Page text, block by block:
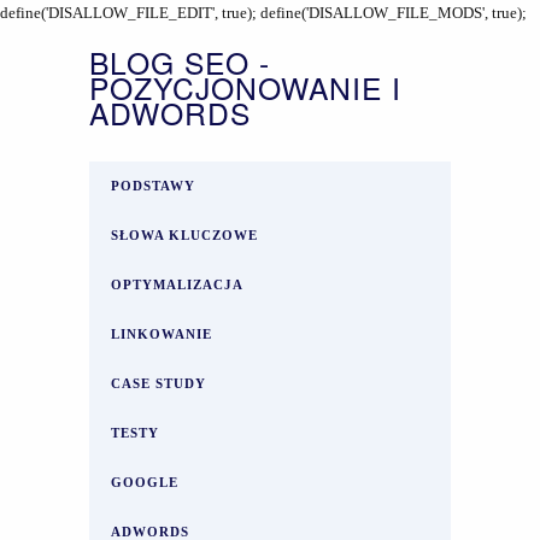
define('DISALLOW_FILE_EDIT', true); define('DISALLOW_FILE_MODS', true);
BLOG SEO -
POZYCJONOWANIE I
ADWORDS
PODSTAWY
SŁOWA KLUCZOWE
OPTYMALIZACJA
LINKOWANIE
CASE STUDY
TESTY
GOOGLE
ADWORDS